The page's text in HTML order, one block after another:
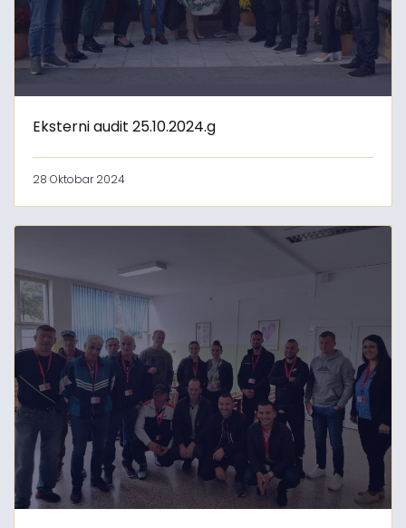
Eksterni audit 25.10.2024.g
28 Oktobar 2024